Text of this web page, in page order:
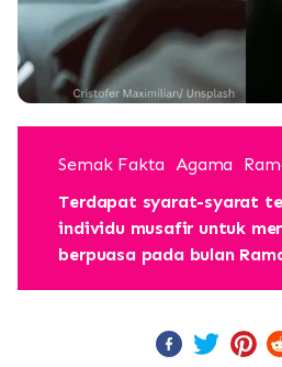
Semak Fakta Agama
Terdapat syarat-syarat
individu musafir untuk
berpuasa pada bulan